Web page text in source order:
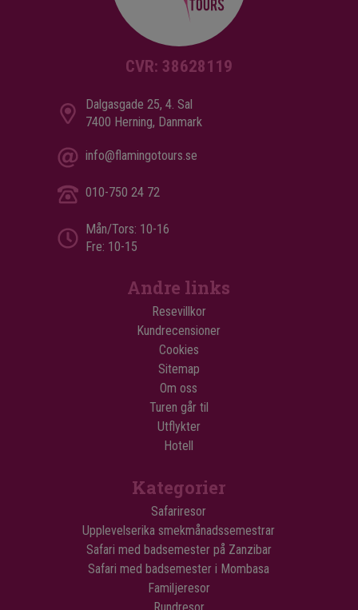
CVR: 38628119
Dalgasgade 25, 4. Sal
7400 Herning, Danmark
info@flamingotours.se
010-750 24 72
Mån/Tors: 10-16
Fre: 10-15
Andre links
Resevillkor
Kundrecensioner
Cookies
Sitemap
Om oss
Turen går til
Utflykter
Hotell
Kategorier
Safariresor
Upplevelserika smekmånadssemestrar
Safari med badsemester på Zanzibar
Safari med badsemester i Mombasa
Familjeresor